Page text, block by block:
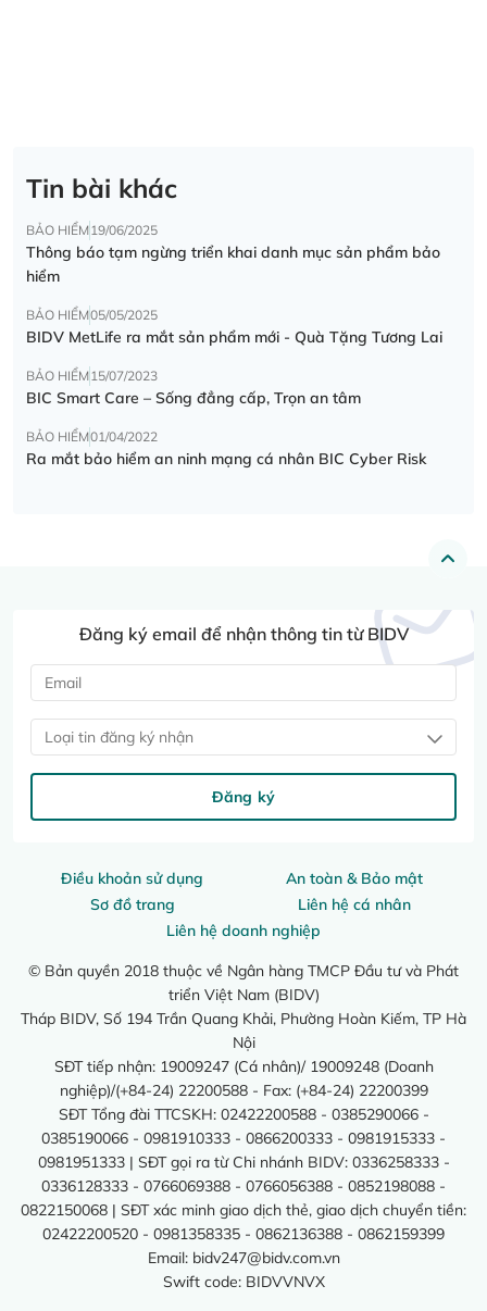
Tin bài khác
BẢO HIỂM19/06/2025
Thông báo tạm ngừng triển khai danh mục sản phẩm bảo
hiểm
BẢO HIỂM05/05/2025
BIDV MetLife ra mắt sản phẩm mới - Quà Tặng Tương Lai
BẢO HIỂM15/07/2023
BIC Smart Care – Sống đẳng cấp, Trọn an tâm
BẢO HIỂM01/04/2022
Ra mắt bảo hiểm an ninh mạng cá nhân BIC Cyber Risk
Điều khoản sử dụng
An toàn & Bảo mật
Sơ đồ trang
Liên hệ cá nhân
Liên hệ doanh nghiệp
© Bản quyền 2018 thuộc về Ngân hàng TMCP Đầu tư và Phát
triển Việt Nam (BIDV)
Tháp BIDV, Số 194 Trần Quang Khải, Phường Hoàn Kiếm, TP Hà
Nội
SĐT tiếp nhận: 19009247 (Cá nhân)/ 19009248 (Doanh
nghiệp)/(+84-24) 22200588 - Fax: (+84-24) 22200399
SĐT Tổng đài TTCSKH: 02422200588 - 0385290066 -
0385190066 - 0981910333 - 0866200333 - 0981915333 -
0981951333 | SĐT gọi ra từ Chi nhánh BIDV: 0336258333 -
0336128333 - 0766069388 - 0766056388 - 0852198088 -
0822150068 | SĐT xác minh giao dịch thẻ, giao dịch chuyển tiền:
02422200520 - 0981358335 - 0862136388 - 0862159399
Email: bidv247@bidv.com.vn
Swift code: BIDVVNVX
Đăng ký email để nhận thông tin từ BIDV
Loại tin đăng ký nhận
Đăng ký